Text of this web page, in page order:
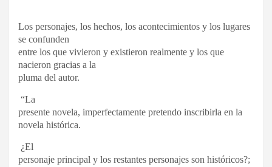
Los personajes, los hechos, los acontecimientos y los lugares
se confunden
entre los que vivieron y existieron realmente y los que
nacieron gracias a la
pluma del autor.
“La
presente novela, imperfectamente pretendo inscribirla en la
novela histórica.
¿El
personaje principal y los restantes personajes son históricos?;